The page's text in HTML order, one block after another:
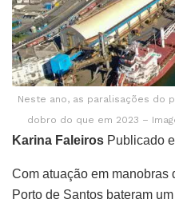
Neste ano, as paralisações do
dobro do que em 2023 –
Karina Faleiros Publicado
Com atuação em manobras
Porto de Santos bateram